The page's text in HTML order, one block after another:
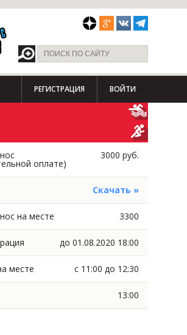
РЕГИСТРАЦИЯ ВОЙТИ
оплате)
3000 руб.
Скачать »
на месте 3300
до 01.08.2020 18:00
месте с 11:00 до 12:30
13:00